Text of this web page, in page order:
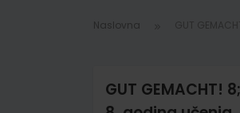
Naslovna
GUT